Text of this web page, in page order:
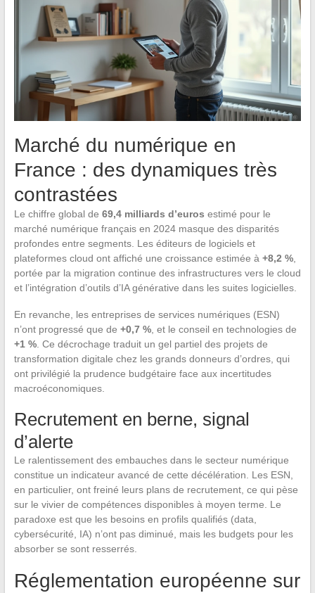
Marché du numérique en
France : des dynamiques très
contrastées
Le chiffre global de 69,4 milliards d’euros estimé pour le
marché numérique français en 2024 masque des disparités
profondes entre segments. Les éditeurs de logiciels et
plateformes cloud ont affiché une croissance estimée à +8,2 %,
portée par la migration continue des infrastructures vers le cloud
et l’intégration d’outils d’IA générative dans les suites logicielles.
En revanche, les entreprises de services numériques (ESN)
n’ont progressé que de +0,7 %, et le conseil en technologies de
+1 %. Ce décrochage traduit un gel partiel des projets de
transformation digitale chez les grands donneurs d’ordres, qui
ont privilégié la prudence budgétaire face aux incertitudes
macroéconomiques.
Recrutement en berne, signal
d’alerte
Le ralentissement des embauches dans le secteur numérique
constitue un indicateur avancé de cette décélération. Les ESN,
en particulier, ont freiné leurs plans de recrutement, ce qui pèse
sur le vivier de compétences disponibles à moyen terme. Le
paradoxe est que les besoins en profils qualifiés (data,
cybersécurité, IA) n’ont pas diminué, mais les budgets pour les
absorber se sont resserrés.
Réglementation européenne sur